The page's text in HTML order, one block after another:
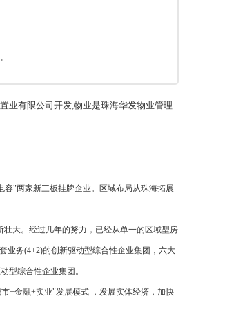
业有限公司开发,物业是珠海华发物业管理
"两家新三板挂牌企业。区域布局从珠海拓展
大。经过几年的努力，已经从单一的区域型房
业务(4+2)的创新驱动型综合性企业集团，六大
型综合性企业集团。
+金融+实业"发展模式 ，发展实体经济，加快